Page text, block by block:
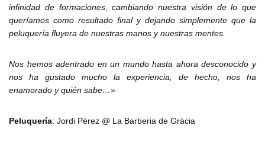
infinidad de formaciones, cambiando nuestra visión de lo que
queríamos como resultado final y dejando simplemente que la
peluquería fluyera de nuestras manos y nuestras mentes.
Nos hemos adentrado en un mundo hasta ahora desconocido y
nos ha gustado mucho la experiencia, de hecho, nos ha
enamorado y quién sabe…»
Peluquería: Jordi Pérez @ La Barberia de Gràcia